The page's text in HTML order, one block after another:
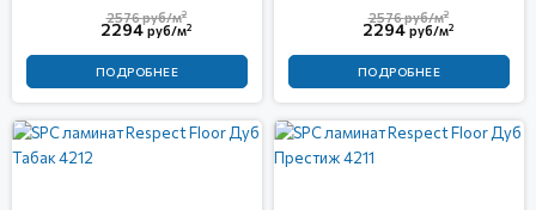
2294руб/м2
2576руб/м2
ПОДРОБНЕЕ
2294руб/м2
2576руб/м2
ПОДРОБНЕЕ